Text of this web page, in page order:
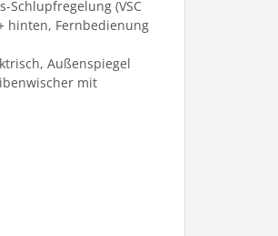
Schlupfregelung (VSC
hinten, Fernbedienung
Außenspiegel
mit